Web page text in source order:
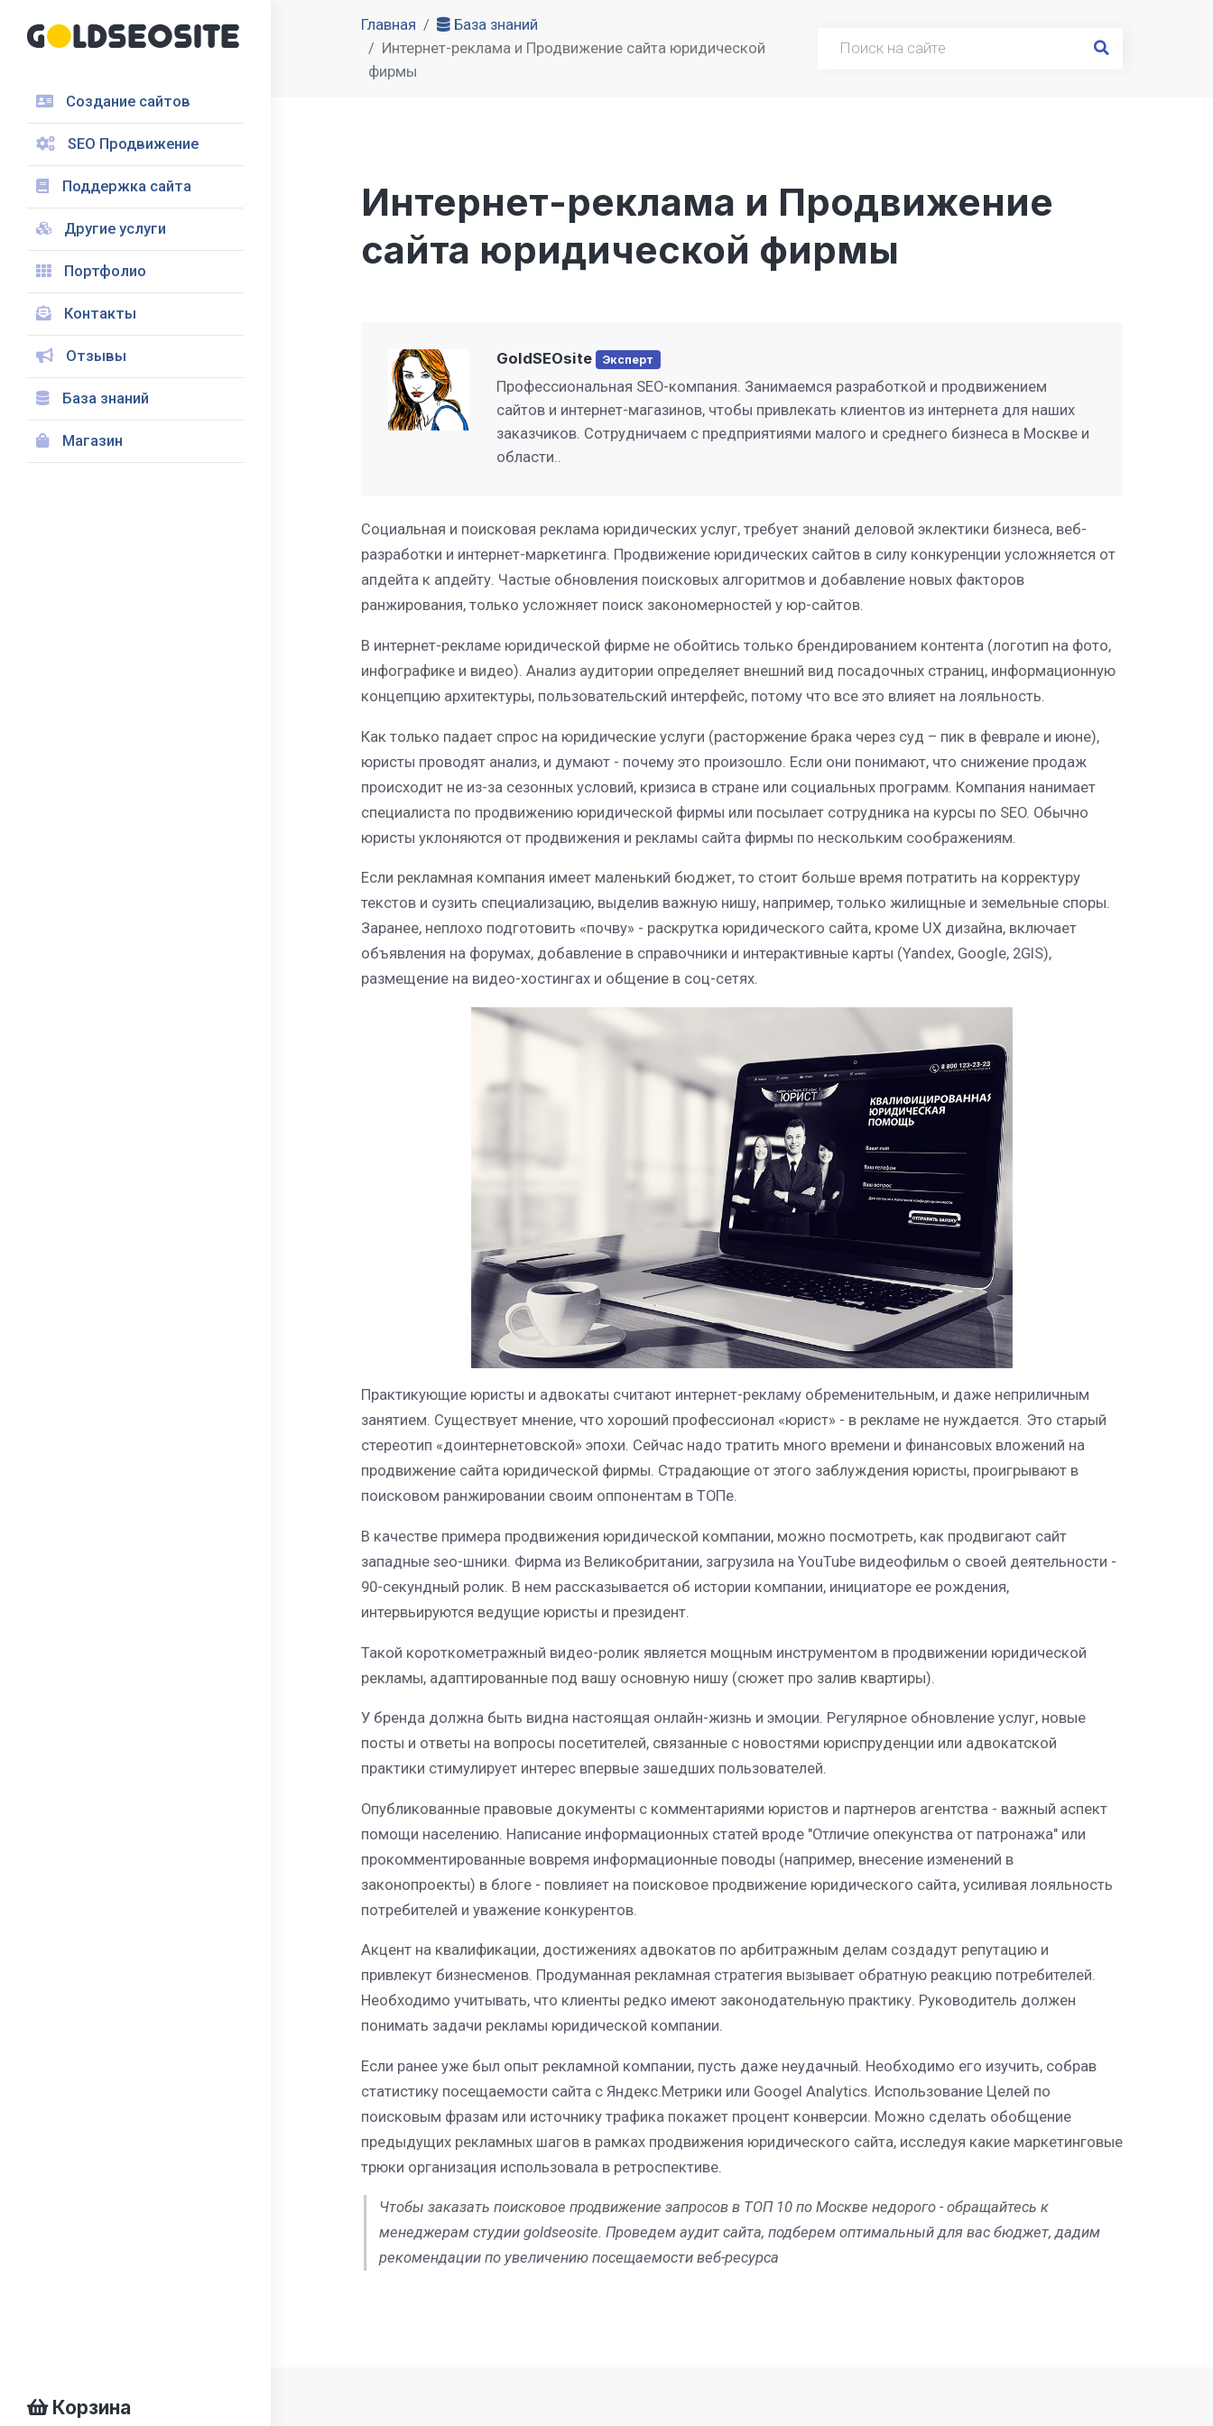
Создание сайтов
SEO Продвижение
Поддержка сайта
Другие услуги
Портфолио
Контакты
Отзывы
База знаний
Магазин
Корзина
Главная
База знаний
Интернет-реклама и Продвижение сайта юридической
фирмы
Интернет-реклама и Продвижение
сайта юридической фирмы
GoldSEOsite Эксперт
Профессиональная SEO-компания. Занимаемся разработкой и продвижением
сайтов и интернет-магазинов, чтобы привлекать клиентов из интернета для наших
заказчиков. Сотрудничаем с предприятиями малого и среднего бизнеса в Москве и
области..
Социальная и поисковая реклама юридических услуг, требует знаний деловой эклектики бизнеса, веб-
разработки и интернет-маркетинга. Продвижение юридических сайтов в силу конкуренции усложняется от
апдейта к апдейту. Частые обновления поисковых алгоритмов и добавление новых факторов
ранжирования, только усложняет поиск закономерностей у юр-сайтов.
В интернет-рекламе юридической фирме не обойтись только брендированием контента (логотип на фото,
инфографике и видео). Анализ аудитории определяет внешний вид посадочных страниц, информационную
концепцию архитектуры, пользовательский интерфейс, потому что все это влияет на лояльность.
Как только падает спрос на юридические услуги (расторжение брака через суд – пик в феврале и июне),
юристы проводят анализ, и думают - почему это произошло. Если они понимают, что снижение продаж
происходит не из-за сезонных условий, кризиса в стране или социальных программ. Компания нанимает
специалиста по продвижению юридической фирмы или посылает сотрудника на курсы по SEO. Обычно
юристы уклоняются от продвижения и рекламы сайта фирмы по нескольким соображениям.
Если рекламная компания имеет маленький бюджет, то стоит больше время потратить на корректуру
текстов и сузить специализацию, выделив важную нишу, например, только жилищные и земельные споры.
Заранее, неплохо подготовить «почву» - раскрутка юридического сайта, кроме UX дизайна, включает
объявления на форумах, добавление в справочники и интерактивные карты (Yandex, Google, 2GIS),
размещение на видео-хостингах и общение в соц-сетях.
Практикующие юристы и адвокаты считают интернет-рекламу обременительным, и даже неприличным
занятием. Существует мнение, что хороший профессионал «юрист» - в рекламе не нуждается. Это старый
стереотип «доинтернетовской» эпохи. Сейчас надо тратить много времени и финансовых вложений на
продвижение сайта юридической фирмы. Страдающие от этого заблуждения юристы, проигрывают в
поисковом ранжировании своим оппонентам в ТОПе.
В качестве примера продвижения юридической компании, можно посмотреть, как продвигают сайт
западные seo-шники. Фирма из Великобритании, загрузила на YouTube видеофильм о своей деятельности -
90-секундный ролик. В нем рассказывается об истории компании, инициаторе ее рождения,
интервьируются ведущие юристы и президент.
Такой короткометражный видео-ролик является мощным инструментом в продвижении юридической
рекламы, адаптированные под вашу основную нишу (сюжет про залив квартиры).
У бренда должна быть видна настоящая онлайн-жизнь и эмоции. Регулярное обновление услуг, новые
посты и ответы на вопросы посетителей, связанные с новостями юриспруденции или адвокатской
практики стимулирует интерес впервые зашедших пользователей.
Опубликованные правовые документы с комментариями юристов и партнеров агентства - важный аспект
помощи населению. Написание информационных статей вроде "Отличие опекунства от патронажа" или
прокомментированные вовремя информационные поводы (например, внесение изменений в
законопроекты) в блоге - повлияет на поисковое продвижение юридического сайта, усиливая лояльность
потребителей и уважение конкурентов.
Акцент на квалификации, достижениях адвокатов по арбитражным делам создадут репутацию и
привлекут бизнесменов. Продуманная рекламная стратегия вызывает обратную реакцию потребителей.
Необходимо учитывать, что клиенты редко имеют законодательную практику. Руководитель должен
понимать задачи рекламы юридической компании.
Если ранее уже был опыт рекламной компании, пусть даже неудачный. Необходимо его изучить, собрав
статистику посещаемости сайта с Яндекс.Метрики или Googel Analytics. Использование Целей по
поисковым фразам или источнику трафика покажет процент конверсии. Можно сделать обобщение
предыдущих рекламных шагов в рамках продвижения юридического сайта, исследуя какие маркетинговые
трюки организация использовала в ретроспективе.
Чтобы заказать поисковое продвижение запросов в ТОП 10 по Москве недорого - обращайтесь к
менеджерам студии goldseosite. Проведем аудит сайта, подберем оптимальный для вас бюджет, дадим
рекомендации по увеличению посещаемости веб-ресурса